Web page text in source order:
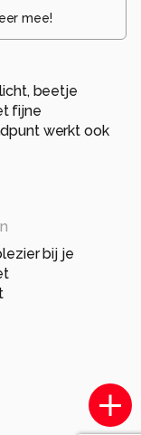
mee!
beetje
fijne
werkt ook
bij je